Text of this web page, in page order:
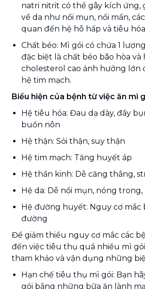
natri nitrit có thể gây kích ứng,
về da như nổi mụn, nổi mẩn,
quan đến hệ hô hấp và tiêu
Chất béo: Mì gói có chứa 1
đặc biệt là chất béo bão hòa và
cholesterol cao ảnh hưởng lớn
hệ tim mạch.
Biểu hiện của bệnh từ việc ăn mì
Hệ tiêu hóa: Đau dạ dày, đầy
buồn nôn
Hệ thận: Sỏi thận, suy thận
Hệ tim mạch: Tăng huyết áp
Hệ thần kinh: Dễ căng thẳng,
Hệ da: Dễ nổi mụn, nóng
Hệ đường huyết: Nguy cơ mắc
đường
Để giảm thiểu nguy cơ mắc các
đến việc tiêu thụ quá nhiều mì
tham khảo và vận dụng những
Hạn chế tiêu thụ mì gói: Bạn
gói bằng những bữa ăn lành